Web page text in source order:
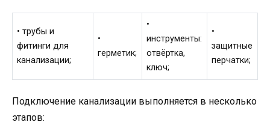
• трубы и
фитинги для
канализации;
•
герметик;
•
инструменты:
отвёртка,
ключ;
•
защитные
перчатки;
Подключение канализации выполняется в несколько
этапов: